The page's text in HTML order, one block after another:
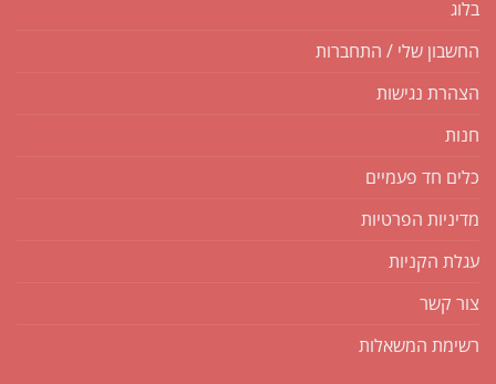
בלוג
החשבון שלי / התחברות
הצהרת נגישות
חנות
כלים חד פעמיים
מדיניות הפרטיות
עגלת הקניות
צור קשר
רשימת המשאלות